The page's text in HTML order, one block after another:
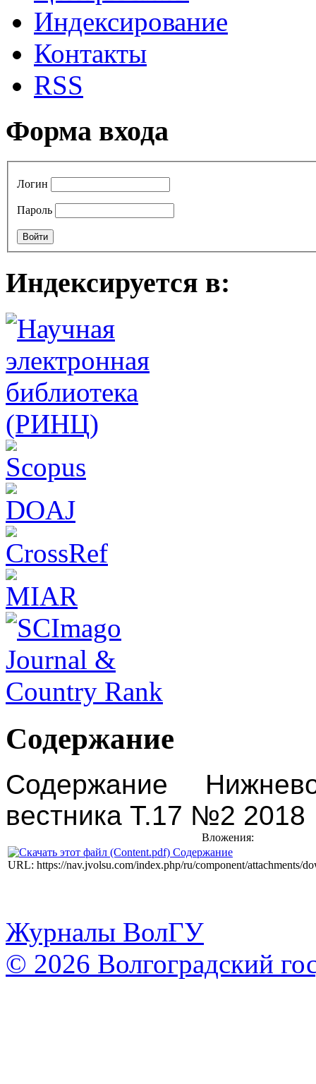
Индексирование
Контакты
RSS
Форма входа
Логин
Пароль
Индексируется в:
Содержание
Содержание
вестника Т.17 №2 2018
Вложения:
Содержание
URL: https://nav.jvolsu.com/index.php/ru/component/attachments/
Журналы ВолГУ
© 2026 Волгоградский